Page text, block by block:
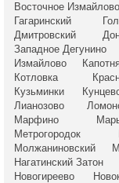
Восточное Измайлово
Гагаринский
Дмитровский
Западное Дегунино
Измайлово
Котловка
Кузьминки
Лианозово
Марфино
Метрогородок
Молжаниновский
Нагатинский Затон
Новогиреево